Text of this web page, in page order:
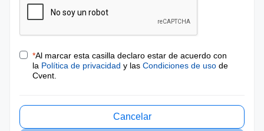
*Al marcar esta casilla declaro estar de acuerdo con
la Política de privacidad y las Condiciones de uso de
Cvent.
Cancelar